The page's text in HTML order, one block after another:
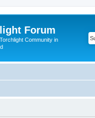
Forum
Community in